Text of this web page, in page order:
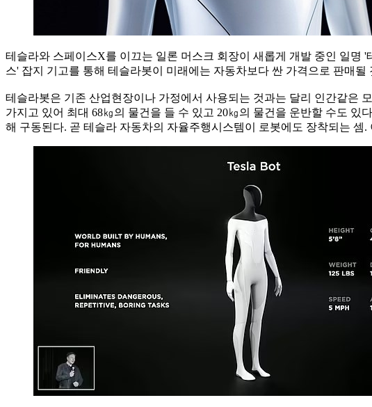
테슬라와 스페이스X를 이끄는 일론 머스크 회장이 새롭게 개발 중인 일명
스' 잡지 기고를 통해 테슬라봇이 미래에는 자동차보다 싼 가격으로 판매
테슬라봇은 기존 산업현장이나 가정에서 사용되는 것과는 달리 인간같은
가지고 있어 최대 68㎏의 물건을 들 수 있고 20㎏의 물건을 운반할 수도
해 구동된다. 곧 테슬라 자동차의 자율주행시스템이 로봇에도 장착되는